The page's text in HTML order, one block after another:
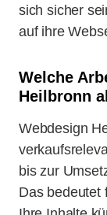
sich sicher
auf ihre
Welche
Heilbronn
Webdesign
bis zur
Das bedeutet